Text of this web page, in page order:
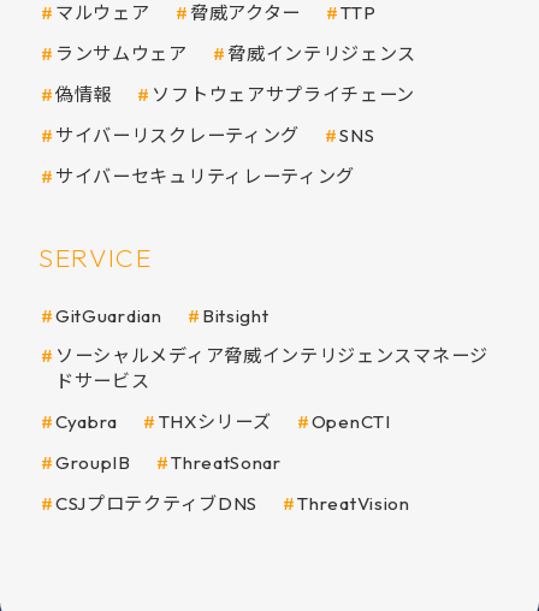
マルウェア 脅威アクター
TTP
ランサムウェア
脅威インテリジェンス
偽情報
ソフトウェアサプライチェーン
サイバーリスクレーティング
SNS
サイバーセキュリティレーティング
SERVICE
GitGuardian
Bitsight
ソーシャルメディア脅威インテリジェンスマネージ
ドサービス
Cyabra
THXシリーズ
OpenCTI
GroupIB
ThreatSonar
CSJプロテクティブDNS
ThreatVision